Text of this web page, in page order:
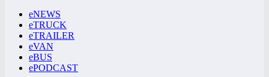
eNEWS
eTRUCK
eTRAILER
eVAN
eBUS
ePODCAST